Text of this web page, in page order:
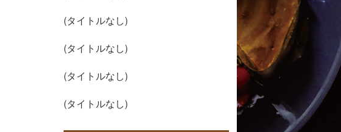
DINNER
CAKE
SHOP
CAKE
COOKIE・
QUICHE
(タイトルなし)
(タイトルなし)
(タイトルなし)
(タイトルなし)